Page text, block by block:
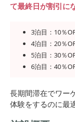
て最終日が割引に
3泊目：10％
4泊目：20％
5泊目：30％
6泊目：40％
長期間滞在でワー
体験をするのに最